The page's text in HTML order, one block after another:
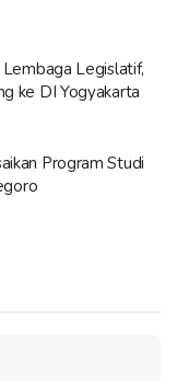
Legislatif,
ke DI Yogyakarta
Program Studi